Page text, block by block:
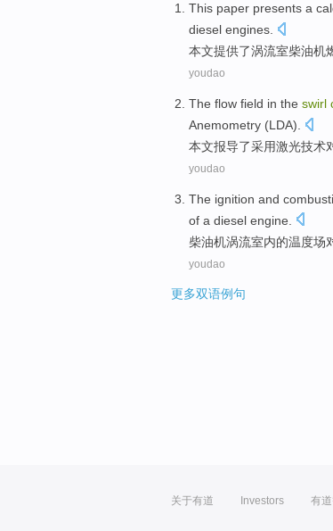
This paper presents a
diesel engines
本文提供了涡流室柴油机
youdao
The flow field in the swirl
Anemometry (LDA).
本文报导了采用激光技术
youdao
The ignition and
of a diesel engine
柴油机涡流室内的温度场
youdao
更多双语例句
关于有道 Investors 有